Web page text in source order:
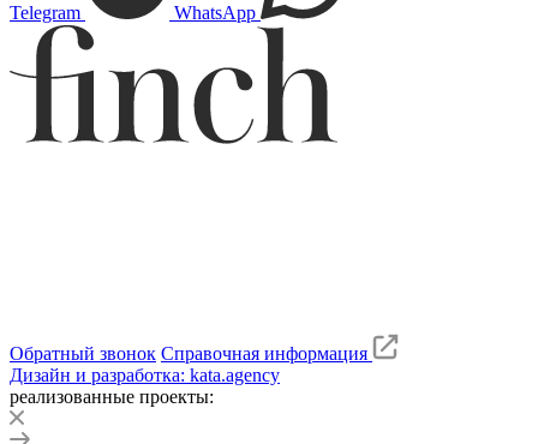
Telegram WhatsApp
Обратный звонок Справочная информация
Дизайн и разработка: kata.agency
реализованные проекты: